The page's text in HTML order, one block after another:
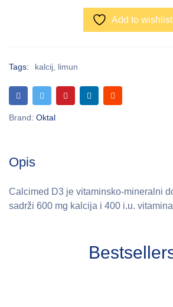
Add to wishlist
Tags: kalcij, limun
Brand: Oktal
Opis
Calcimed D3 je vitaminsko-mineralni
sadrži 600 mg kalcija i 400 i.u.